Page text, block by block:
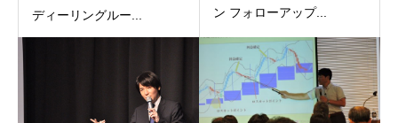
ディーリングルー...
ン フォローアップ...